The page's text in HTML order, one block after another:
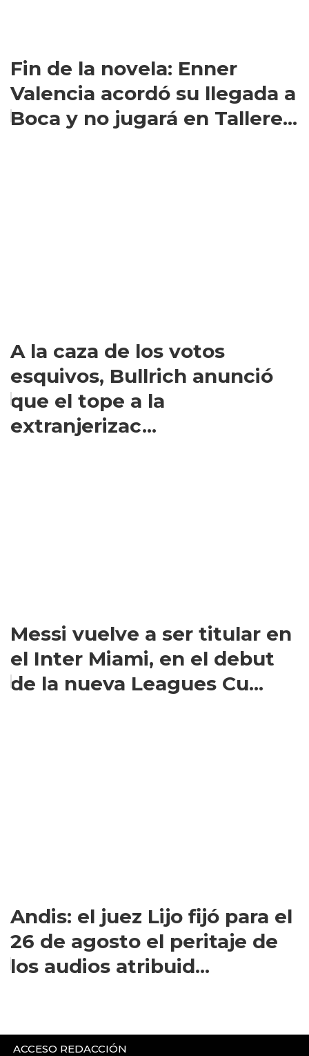
Fin de la novela: Enner
Valencia acordó su llegada a
Boca y no jugará en Tallere...
A la caza de los votos
esquivos, Bullrich anunció
que el tope a la
extranjerizac...
Messi vuelve a ser titular en
el Inter Miami, en el debut
de la nueva Leagues Cu...
Andis: el juez Lijo fijó para el
26 de agosto el peritaje de
los audios atribuid...
ACCESO REDACCIÓN